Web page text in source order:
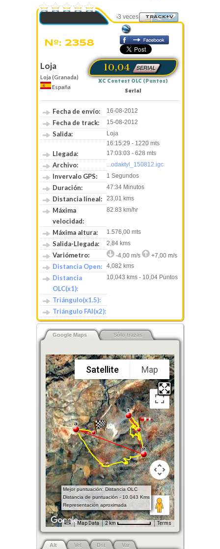
Visto 3553 veces TRACK+V
Nº: 2358
Loja
Loja (Granada)
España
10,04
XC Contest OLC (Puntos)
Serial
Fecha de envío: 16-08-2012
Fecha de track: 15-08-2012
Salida:
Loja
16:15:29 - 1220 mts
Llegada: 17:03:03 - 628 mts
Archivo: ...odaktyl_150812.igc
Invervalo GPS: 1 Segundos
Duración: 47:34 Minutos
Distancia lineal: 23,01 kms
Máxima
velocidad:
82.83 km/hr
Máxima altura: 1.576,00 mts
Salida-Llegada: 2,84 kms
Variómetro: -4,00 m/s +7,00 m/s
Distancia Open: 4,082 kms
Distancia
OLC(x1):
10,043 kms - 10,04 Puntos
Triángulo(x1.5):
Triángulo FAI(x2):
Google Maps Sólo trazas
Mejor puntuación: Distancia OLC
Distancia de puntuación - 10.043 Kms
Representación aproximada
Satellite Map
Map Data 2 km Terms
Alt Vel Dst Var